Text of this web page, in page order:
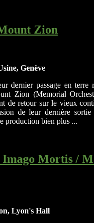
Zion
Genève
dernier passage en terre
Zion (Memorial
de retour sur le vieux
de leur dernière
production bien plus ...
Imago Mortis /
Lyon's Hall